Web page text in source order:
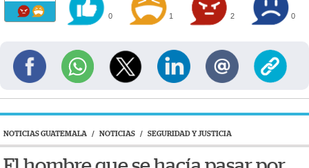
0 1 2 0
NOTICIAS GUATEMALA / NOTICIAS / SEGURIDAD Y JUSTICIA